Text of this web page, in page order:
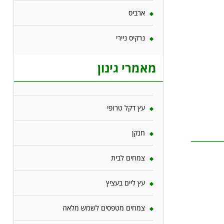
ארביס
נרקיס ניירי
מאמרי גינון
עץ דקל טרופי
חנקן
צמחים לבית
עץ ליים בעציץ
צמחים מטפסים לשמש מלאה